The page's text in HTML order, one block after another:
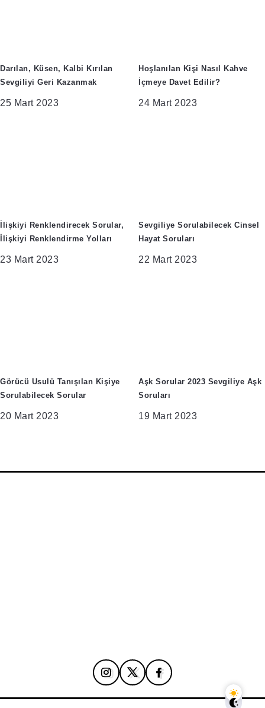
Darılan, Küsen, Kalbi Kırılan
Sevgiliyi Geri Kazanmak
25 Mart 2023
Hoşlanılan Kişi Nasıl Kahve
İçmeye Davet Edilir?
24 Mart 2023
İlişkiyi Renklendirecek Sorular,
İlişkiyi Renklendirme Yolları
23 Mart 2023
Sevgiliye Sorulabilecek Cinsel
Hayat Soruları
22 Mart 2023
Görücü Usulü Tanışılan Kişiye
Sorulabilecek Sorular
20 Mart 2023
Aşk Sorular 2023 Sevgiliye Aşk
Soruları
19 Mart 2023